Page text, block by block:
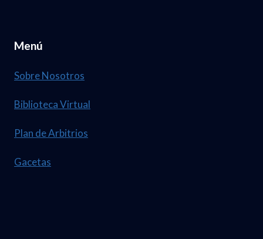
Menú
Sobre Nosotros
Biblioteca Virtual
Plan de Arbitrios
Gacetas